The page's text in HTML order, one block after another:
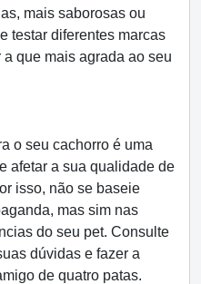
mais saborosas ou
testar diferentes marcas
que mais agrada ao seu
o seu cachorro é uma
afetar a sua qualidade de
isso, não se baseie
mas sim nas
do seu pet. Consulte
dúvidas e fazer a
de quatro patas.